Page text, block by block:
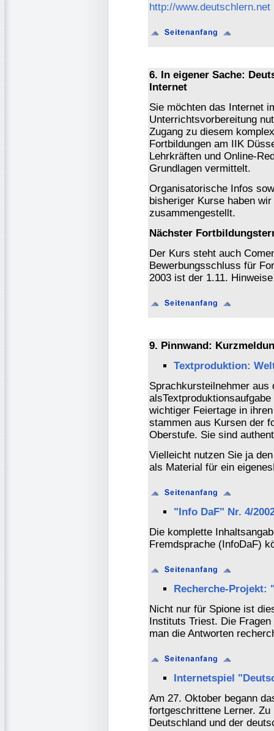
http://www.deutschlern.net
6. In eigener Sache:
Internet
Sie möchten das Internet
Unterrichtsvorbereitung
Zugang zu diesem
Fortbildungen am IIK
Lehrkräften und Online-
Grundlagen vermittelt.
Organisatorische Infos
bisheriger Kurse haben
zusammengestellt.
Nächster
Der Kurs steht auch
Bewerbungsschluss für
2003 ist der 1.11.
9. Pinnwand:
Textproduktion:
Sprachkursteilnehmer aus
wichtiger Feiertage in
stammen aus Kursen der
Oberstufe. Sie sind
Vielleicht nutzen Sie ja
als Material für ein
"Info DaF" Nr. 4/
Die komplette
Fremdsprache (InfoDaF)
Recherche-Projekt:
Nicht nur für Spione ist
Instituts Triest. Die
man die Antworten
Internetspiel
Am 27. Oktober begann
fortgeschrittene Lerner.
Deutschland und der